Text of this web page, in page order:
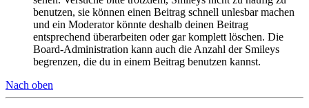
benutzen, sie können einen Beitrag schnell unlesbar machen
und ein Moderator könnte deshalb deinen Beitrag
entsprechend überarbeiten oder gar komplett löschen. Die
Board-Administration kann auch die Anzahl der Smileys
begrenzen, die du in einem Beitrag benutzen kannst.
Nach oben